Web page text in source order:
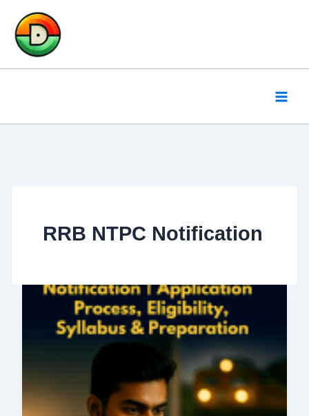
content
RRB NTPC Notification
RRB
2025:
Notification
প্রক্রিয়া,
যোগ্যতা,